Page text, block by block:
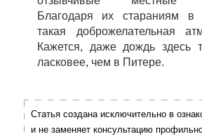
Благодаря их стараниям в
такая доброжелательная
Кажется, даже дождь здесь
ласковее, чем в Питере.
Статья создана исключительно в
и не заменяет консультацию